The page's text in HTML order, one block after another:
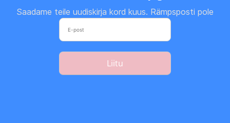
Saadame teile uudiskirja kord kuus. Rämpsposti pole
Liitu